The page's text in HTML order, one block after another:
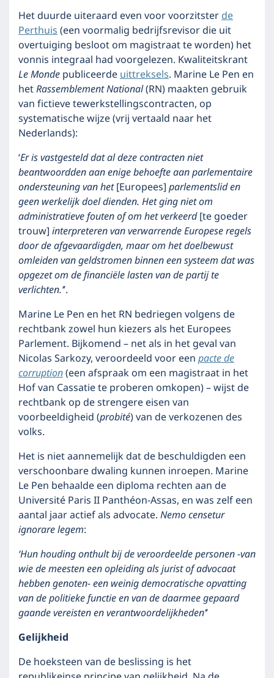
Het duurde uiteraard even voor voorzitsterde
Perthuis(een voormalig bedrijfsrevisor die uit
overtuiging besloot om magistraat te worden) het
vonnis integraal had voorgelezen. Kwaliteitskrant
Le Mondepubliceerdeuittreksels. Marine Le Pen en
hetRassemblement National(RN) maakten gebruik
van fictieve tewerkstellingscontracten, op
systematische wijze (vrij vertaald naar het
Nederlands):
‘Er is vastgesteld dat al deze contracten niet
beantwoordden aan enige behoefte aan parlementaire
ondersteuning van het[Europees]parlementslid en
geen werkelijk doel dienden. Het ging niet om
administratieve fouten of om het verkeerd[te goeder
trouw]interpreteren van verwarrende Europese regels
door de afgevaardigden, maar om het doelbewust
omleiden van geldstromen binnen een systeem dat was
opgezet om de financiële lasten van de partij te
verlichten.’’.
Marine Le Pen en het RN bedriegen volgens de
rechtbank zowel hun kiezers als het Europees
Parlement. Bijkomend – net als in het geval van
Nicolas Sarkozy, veroordeeld voor eenpacte de
corruption(een afspraak om een magistraat in het
Hof van Cassatie te proberen omkopen) – wijst de
rechtbank op de strengere eisen van
voorbeeldigheid (probité) van de verkozenen des
volks.
Het is niet aannemelijk dat de beschuldigden een
verschoonbare dwaling kunnen inroepen. Marine
Le Pen behaalde een diploma rechten aan de
Université Paris II Panthéon-Assas, en was zelf een
aantal jaar actief als advocate.Nemo censetur
ignorare legem:
‘Hun houding onthult bij de veroordeelde personen -van
wie de meesten een opleiding als jurist of advocaat
hebben genoten- een weinig democratische opvatting
van de politieke functie en van de daarmee gepaard
gaande vereisten en verantwoordelijkheden’’
Gelijkheid
De hoeksteen van de beslissing is het